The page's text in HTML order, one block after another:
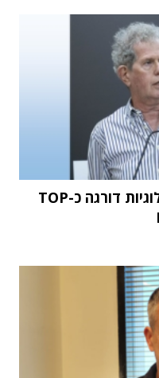
מחקר STKI השנתי: וואן טכנולוגיות דורגה כ-TOP